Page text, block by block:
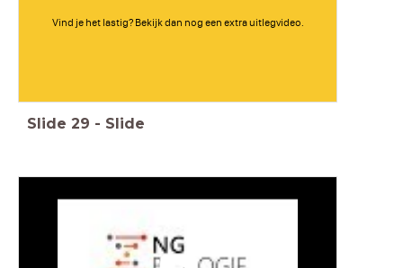
Vind je het lastig? Bekijk dan nog een extra uitlegvideo.
Slide 29 - Slide